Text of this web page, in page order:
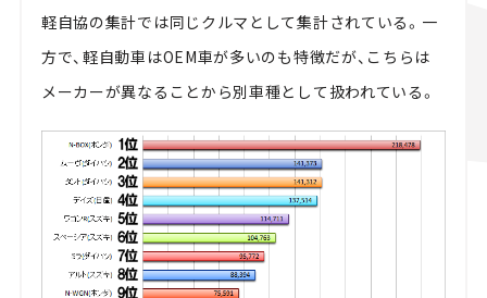
軽自協の集計では同じクルマとして集計されている。一
方で、軽自動車はOEM車が多いのも特徴だが、こちらは
メーカーが異なることから別車種として扱われている。